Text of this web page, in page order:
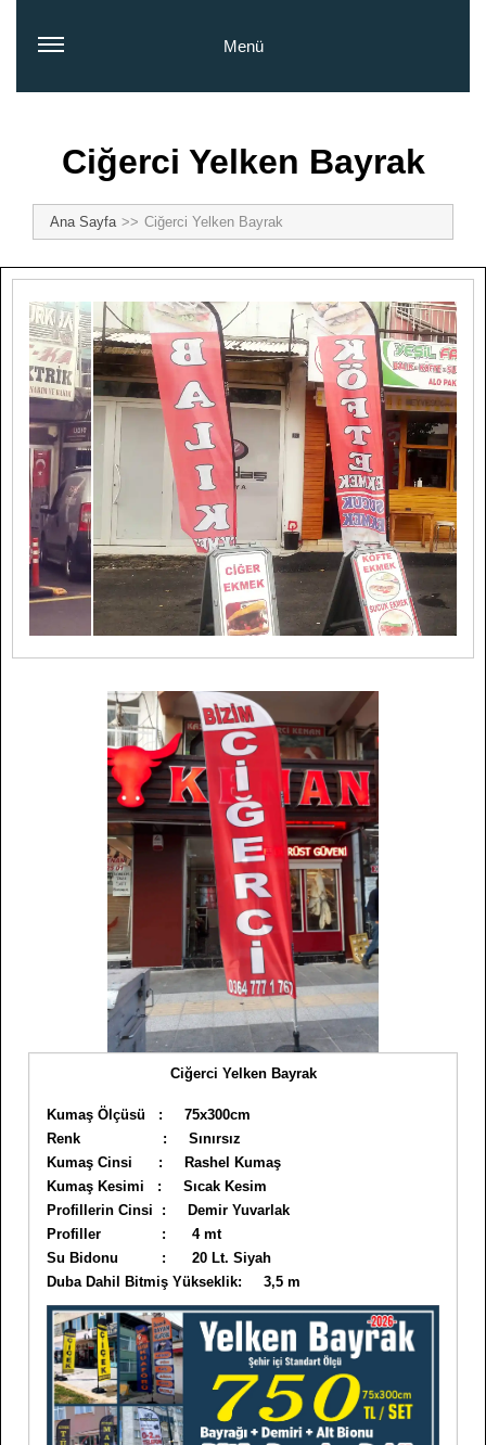
Ciğerci Yelken Bayrak
Ana Sayfa Ciğerci Yelken Bayrak
Menü
Ciğerci Yelken Bayrak
Kumaş Ölçüsü : 75x300cm
Renk : Sınırsız
Kumaş Cinsi : Rashel Kumaş
Kumaş Kesimi : Sıcak Kesim
Profillerin Cinsi : Demir Yuvarlak
Profiller : 4 mt
Su Bidonu : 20 Lt. Siyah
Duba Dahil Bitmiş Yükseklik: 3,5 m